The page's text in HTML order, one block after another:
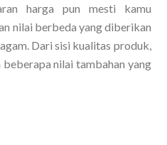
harga pun mesti kamu
nilai berbeda yang diberikan
Dari sisi kualitas produk,
nilai tambahan yang